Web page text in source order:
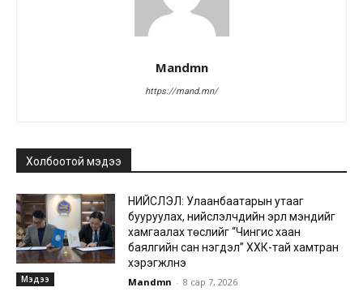
Mandmn
https://mand.mn/
Холбоотой мэдээ
Мэдээ
НИЙСЛЭЛ: Улаанбаатарын утааг
бууруулах, нийслэлчүүдийн эрүүл мэндийг
хамгаалах төслийг “Чингис хаан
баялгийн сан нэгдэл” ХХК-тай хамтран
хэрэгжүүлнэ
Mandmn - 8 сар 7, 2026